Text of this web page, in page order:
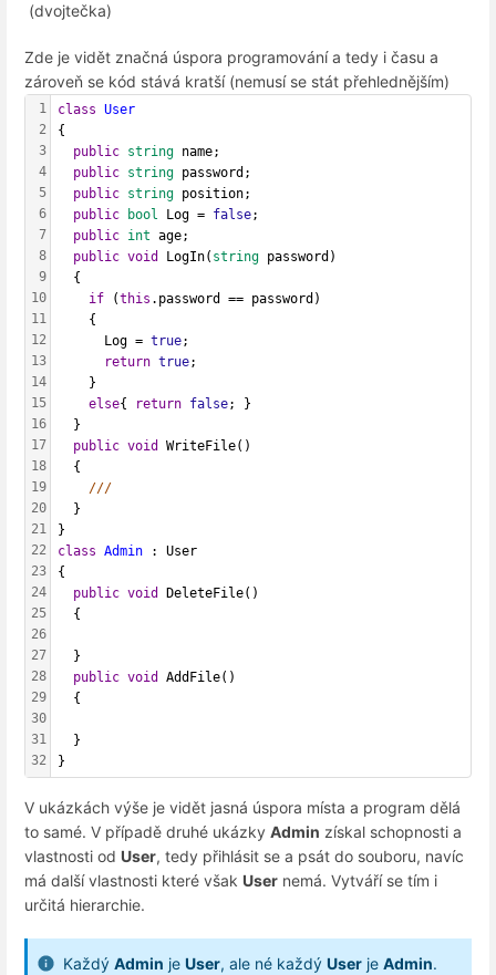
(dvojtečka)
Zde je vidět značná úspora programování a tedy i času a
zároveň se kód stává kratší (nemusí se stát přehlednějším)
1
2
3
4
5
6
7
8
9
10
11
12
13
14
15
16
17
18
19
20
21
22
23
24
25
26
27
28
29
30
31
32
class User
{
public string name;
public string password;
public string position;
public
bool Log = false;
public int age;
public void LogIn( string password)
  {
if (this .password == password)
    {
      Log =
true;
return true;
    }
else{ return false; }
  }
public void
WriteFile()
  {
///
  }
}
class Admin : User
{
public void
DeleteFile()
  {
  }
public void
AddFile()
  {
  }
}
V ukázkách výše je vidět jasná úspora místa a program dělá
to samé. V případě druhé ukázky Admin získal schopnosti a
vlastnosti od User, tedy přihlásit se a psát do souboru, navíc
má další vlastnosti které však User nemá. Vytváří se tím i
určitá hierarchie.
Každý Admin je User, ale né každý User je Admin.